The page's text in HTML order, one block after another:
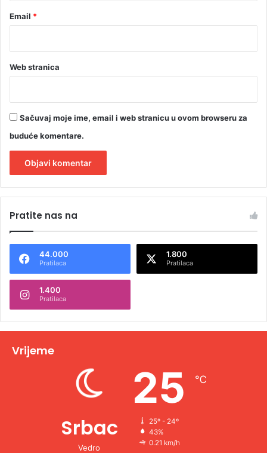
Email *
Web stranica
Sačuvaj moje ime, email i web stranicu u ovom browseru za
buduće komentare.
t
n
t
v
Pratite nas na
44.000
Pratilaca
1.800
Pratilaca
1.400
Pratilaca
Vrijeme
Srbac
Vedro
25 ℃
25º - 24º
43%
0.21 km/h